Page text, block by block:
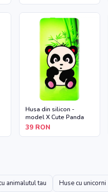
Husa din silicon -
model X Cute Panda
39 RON
animalutul tau
Huse cu unicorni